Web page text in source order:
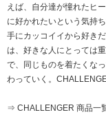
えば、自分達が憧れたヒ
に好かれたいという気持
手にカッコイイから好き
は、好きな人にとっては
で、同じものを着たくな
わっていく。
⇒ CHALLENGER 商品一